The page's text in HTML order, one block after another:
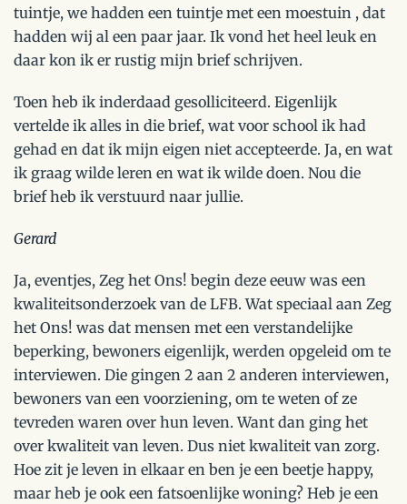
tuintje, we hadden een tuintje met een moestuin , dat
hadden wij al een paar jaar. Ik vond het heel leuk en
daar kon ik er rustig mijn brief schrijven.
Toen heb ik inderdaad gesolliciteerd. Eigenlijk
vertelde ik alles in die brief, wat voor school ik had
gehad en dat ik mijn eigen niet accepteerde. Ja, en wat
ik graag wilde leren en wat ik wilde doen. Nou die
brief heb ik verstuurd naar jullie.
Gerard
Ja, eventjes, Zeg het Ons! begin deze eeuw was een
kwaliteitsonderzoek van de LFB. Wat speciaal aan Zeg
het Ons! was dat mensen met een verstandelijke
beperking, bewoners eigenlijk, werden opgeleid om te
interviewen. Die gingen 2 aan 2 anderen interviewen,
bewoners van een voorziening, om te weten of ze
tevreden waren over hun leven. Want dan ging het
over kwaliteit van leven. Dus niet kwaliteit van zorg.
Hoe zit je leven in elkaar en ben je een beetje happy,
maar heb je ook een fatsoenlijke woning? Heb je een